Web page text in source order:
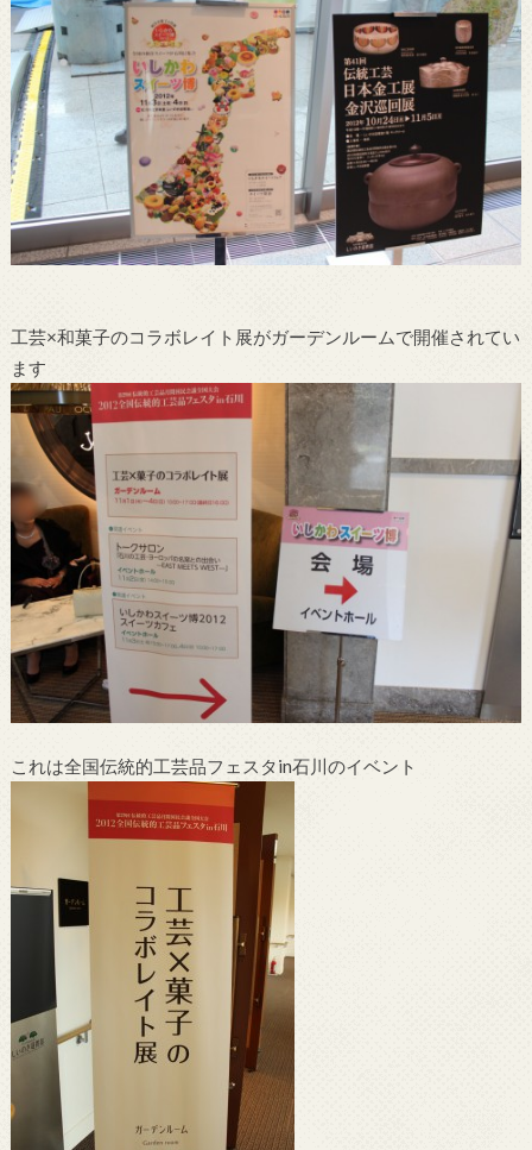
工芸×和菓子のコラボレイト展がガーデンルームで開催されてい
ます
これは全国伝統的工芸品フェスタin石川のイベント